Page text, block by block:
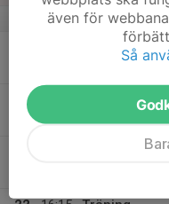
Träning
20
Tis
även för
Så